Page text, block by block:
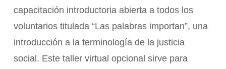
capacitación introductoria abierta a todos los
voluntarios titulada “Las palabras importan”, una
introducción a la terminología de la justicia
social. Este taller virtual opcional sirve para